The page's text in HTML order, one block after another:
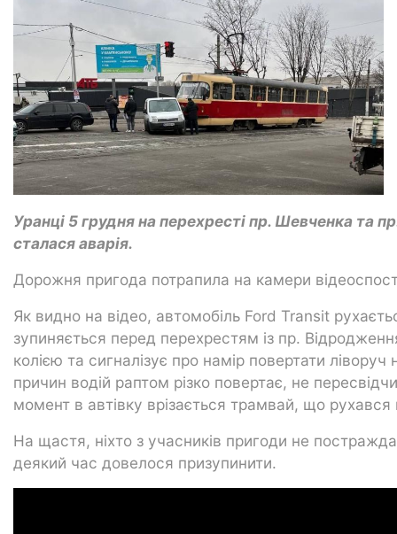
Уранці 5 грудня на перехресті пр. Шевченка та
сталася аварія.
Дорожня пригода потрапила на камери
Як видно на відео, автомобіль Ford Transit
зупиняється перед перехрестям із пр.
колією та сигналізує про намір повертати
причин водій раптом різко повертає, не
момент в автівку врізається трамвай, що рухався
На щастя, ніхто з учасників пригоди не
деякий час довелося призупинити.